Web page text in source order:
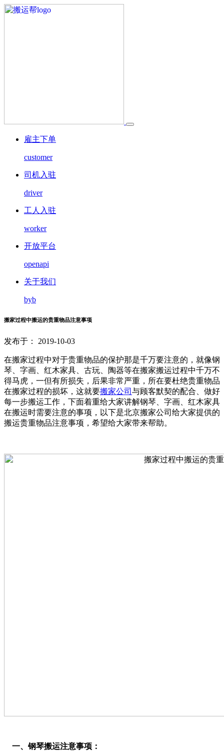
雇主下单
customer
司机入驻
driver
工人入驻
worker
开放平台
openapi
关于我们
byb
搬家过程中搬运的贵重物品注意事项
发布于： 2019-10-03
在搬家过程中对于贵重物品的保护那是千万要注意的，就像钢
琴、字画、红木家具、古玩、陶器等在搬家搬运过程中千万不
得马虎，一但有所损失，后果非常严重，所在要杜绝贵重物品
在搬家过程的损坏，这就要搬家公司 与顾客默契的配合、做好
每一步搬运工作，下面着重给大家讲解钢琴、字画、红木家具
在搬运时需要注意的事项，以下是北京搬家公司给大家提供的
搬运贵重物品注意事项，希望给大家带来帮助。
一、钢琴搬运注意事项：